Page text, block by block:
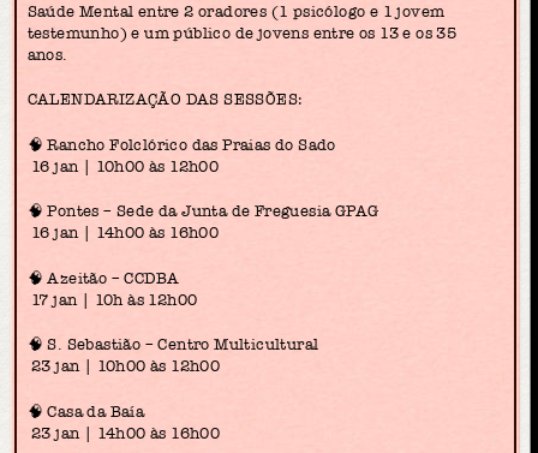
Saúde Mental entre 2 oradores (1 psicólogo e 1 jovem
testemunho) e um público de jovens entre os 13 e os 35
anos.
CALENDARIZAÇÃO DAS SESSÕES:
🧠 Rancho Folclórico das Praias do Sado
16 jan | 10h00 às 12h00
🧠 Pontes – Sede da Junta de Freguesia GPAG
16 jan | 14h00 às 16h00
🧠 Azeitão – CCDBA
17 jan | 10h às 12h00
🧠 S. Sebastião – Centro Multicultural
23 jan | 10h00 às 12h00
🧠 Casa da Baía
23 jan | 14h00 às 16h00